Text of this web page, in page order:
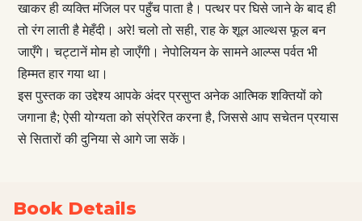
खाकर ही व्यक्ति मंजिल पर पहुँच पाता है। पत्थर पर घिसे जाने के बाद ही
तो रंग लाती है मेहँदी। अरे! चलो तो सही, राह के शूल आल्थस फूल बन
जाएँगे। चट्टानें मोम हो जाएँगी। नेपोलियन के सामने आल्प्स पर्वत भी
हिम्मत हार गया था।
इस पुस्तक का उद्देश्य आपके अंदर प्रसुप्त अनेक आत्मिक शक्तियों को
जगाना है; ऐसी योग्यता को संप्रेरित करना है, जिससे आप सचेतन प्रयास
से सितारों की दुनिया से आगे जा सकें।
Book Details